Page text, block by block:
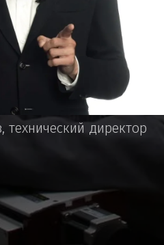
технический директор